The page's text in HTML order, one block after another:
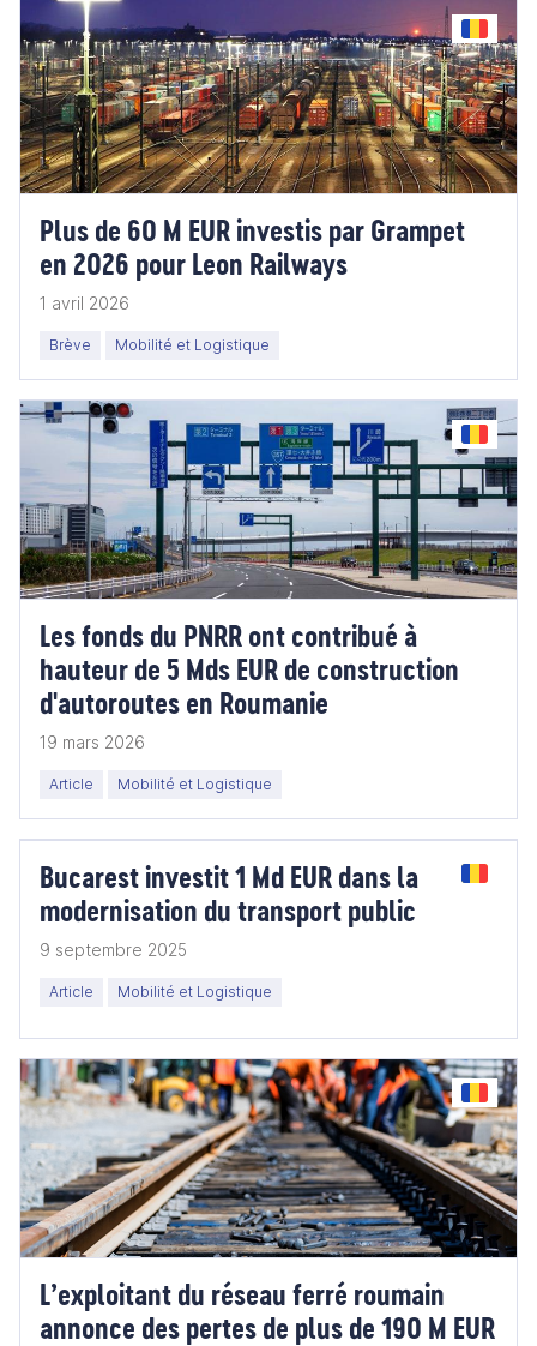
Plus de 60 M EUR investis par Grampet
en 2026 pour Leon Railways
1 avril 2026
Brève Mobilité et Logistique
Les fonds du PNRR ont contribué à
hauteur de 5 Mds EUR de construction
d'autoroutes en Roumanie
19 mars 2026
Article Mobilité et Logistique
Bucarest investit 1 Md EUR dans la
modernisation du transport public
9 septembre 2025
Article Mobilité et Logistique
L’exploitant du réseau ferré roumain
annonce des pertes de plus de 190 M EUR